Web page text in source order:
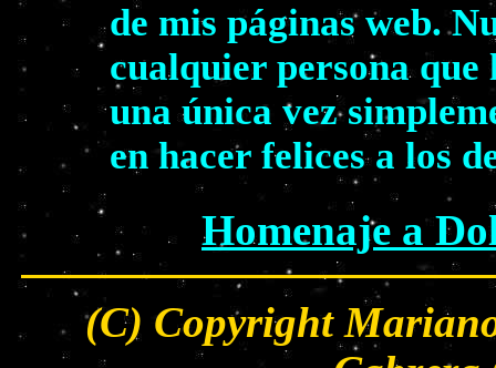
de mis páginas web.
cualquier persona
una única vez
en hacer felices a los
Homenaje a
(C) Copyright